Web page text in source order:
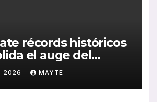
récords históricos
el auge del
público en San
2026 MAYTE